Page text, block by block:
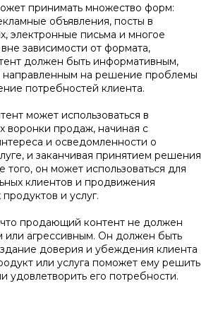
принимать множество форм:
объявления, посты в
электронные письма и многое
зависимости от формата,
должен быть информативным,
направленным на решение проблемы
потребностей клиента.
может использоваться в
воронки продаж, начиная с
и осведомленности о
и заканчивая принятием решения
того, он может использоваться для
клиентов и продвижения
и услуг.
продающий контент не должен
или агрессивным. Он должен быть
доверия и убеждения клиента
или услуга поможет ему решить
удовлетворить его потребности.